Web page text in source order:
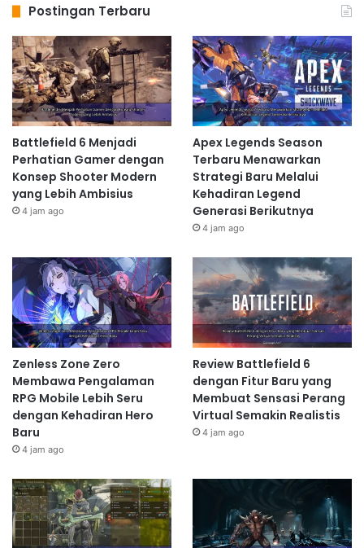
Postingan Terbaru
Battlefield 6 Menjadi
Perhatian Gamer dengan
Konsep Shooter Modern
yang Lebih Ambisius
4 jam ago
Apex Legends Season
Terbaru Menawarkan
Strategi Baru Melalui
Kehadiran Legend
Generasi Berikutnya
4 jam ago
Zenless Zone Zero
Membawa Pengalaman
RPG Mobile Lebih Seru
dengan Kehadiran Hero
Baru
4 jam ago
Review Battlefield 6
dengan Fitur Baru yang
Membuat Sensasi Perang
Virtual Semakin Realistis
4 jam ago